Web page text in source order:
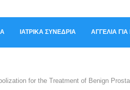
ΙΑΤΡΙΚΆ ΣΥΝΈΔΡΙΑ ΑΓΓΕΛΊΑ
for the Treatment of Benign